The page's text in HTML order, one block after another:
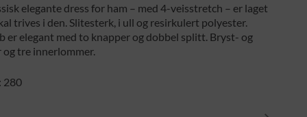
elegante dress for ham – med 4-veisstretch – er laget
trives i den. Slitesterk, i ull og resirkulert polyester.
er elegant med to knapper og dobbel splitt. Bryst- og
tre innerlommer.
: 280